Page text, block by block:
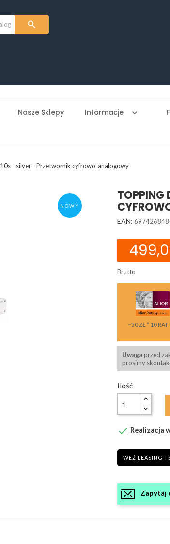

Nasze Sklepy Informacje keyboard_arrow_down
- silver - Przetwornik cyfrowo-analogowy
NOWY
TOPPING
EAN:
Brutto
~50 ZŁ * 10 RAT
Uwagaprzed
prosimy
Ilość
 Realizacja
WEŹ LEASING
Zapytaj